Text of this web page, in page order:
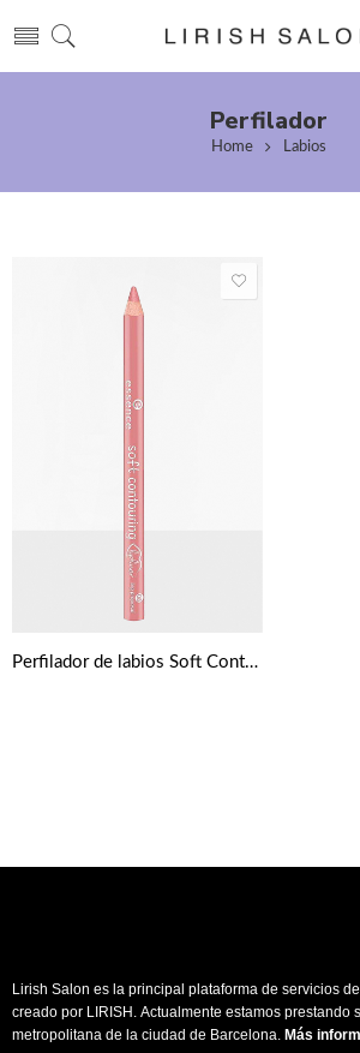
Perfilador
Home Labios
Perfilador de labios Soft Contouring de Essence
Lirish Salon es la principal plataforma de servicios
creado por LIRISH. Actualmente estamos prestando
metropolitana de la ciudad de Barcelona. Más